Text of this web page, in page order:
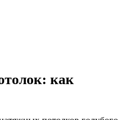
как